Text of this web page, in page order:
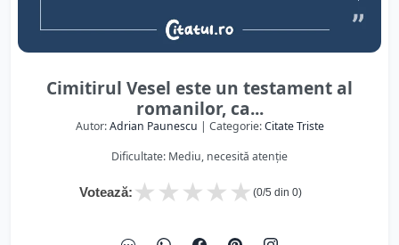
Cimitirul Vesel este un testament al
romanilor, ca...
Autor:Adrian Paunescu | Categorie:Citate Triste
Dificultate: Mediu, necesită atenție
Votează: ★
★
★
★
★ (0/5 din 0)